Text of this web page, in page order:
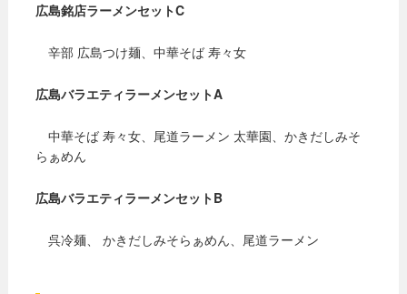
広島銘店ラーメンセットC
辛部 広島つけ麺、中華そば 寿々女
広島バラエティラーメンセットA
中華そば 寿々女、尾道ラーメン 太華園、かきだしみそ
らぁめん
広島バラエティラーメンセットB
呉冷麺、 かきだしみそらぁめん、尾道ラーメン